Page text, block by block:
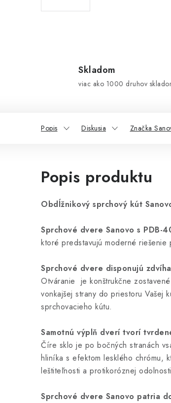
Skladom
viac ako 1000 druhov
Popis Diskusia Značka
Popis produktu
Obdĺžnikový sprchový kút
Sprchové dvere Sanovo s PDB-
ktoré predstavujú moderné riešenie
Sprchové dvere disponujú
Otváranie je konštrukčne
vonkajšej strany do priestoru Vašej
sprchovacieho kútu.
Samotnú výplň dverí tvorí
Číre sklo je po bočných stranách
hliníka s efektom lesklého chrómu,
leštiteľnosti a protikoróznej
Sprchové dvere Sanovo patria